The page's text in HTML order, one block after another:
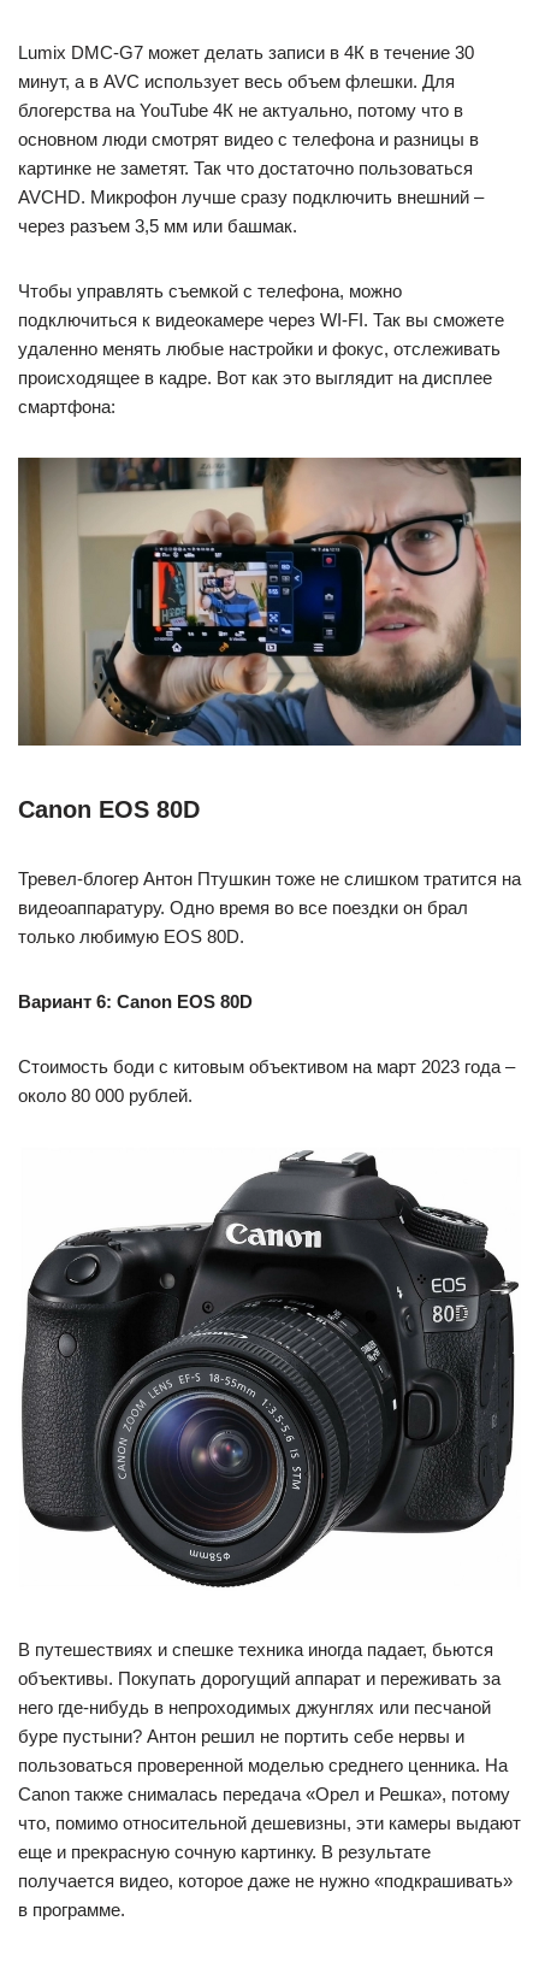
Lumix DMC-G7 может делать записи в 4К в течение 30
минут, а в AVC использует весь объем флешки. Для
блогерства на YouTube 4К не актуально, потому что в
основном люди смотрят видео с телефона и разницы в
картинке не заметят. Так что достаточно пользоваться
AVCHD. Микрофон лучше сразу подключить внешний –
через разъем 3,5 мм или башмак.
Чтобы управлять съемкой с телефона, можно
подключиться к видеокамере через WI-FI. Так вы сможете
удаленно менять любые настройки и фокус, отслеживать
происходящее в кадре. Вот как это выглядит на дисплее
смартфона:
Canon EOS 80D
Тревел-блогер Антон Птушкин тоже не слишком тратится на
видеоаппаратуру. Одно время во все поездки он брал
только любимую EOS 80D.
Вариант 6: Canon EOS 80D
Стоимость боди с китовым объективом на март 2023 года –
около 80 000 рублей.
В путешествиях и спешке техника иногда падает, бьются
объективы. Покупать дорогущий аппарат и переживать за
него где-нибудь в непроходимых джунглях или песчаной
буре пустыни? Антон решил не портить себе нервы и
пользоваться проверенной моделью среднего ценника. На
Canon также снималась передача «Орел и Решка», потому
что, помимо относительной дешевизны, эти камеры выдают
еще и прекрасную сочную картинку. В результате
получается видео, которое даже не нужно «подкрашивать»
в программе.